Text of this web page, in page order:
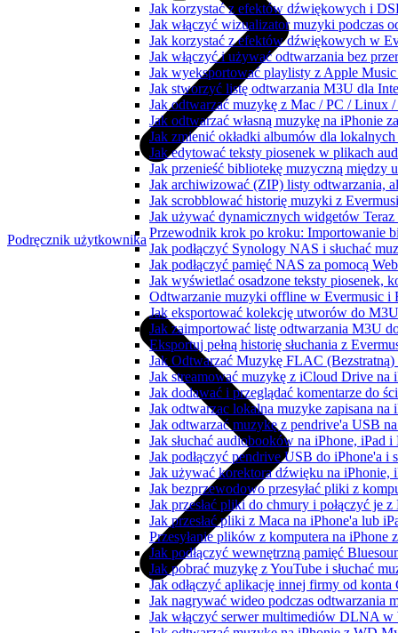
Jak korzystać z efektów dźwiękowych i
Jak włączyć wizualizator muzyki podczas
Jak korzystać z efektów dźwiękowych w
Jak włączyć i używać odtwarzania bez
Jak wyeksportować playlisty z Apple
Jak stworzyć listę odtwarzania M3U dla
Jak odtwarzać muzykę z Mac / PC /
Jak odtwarzać własną muzykę na iPhonie
Jak zmienić okładki albumów dla
Jak edytować teksty piosenek w plikach
Jak przenieść bibliotekę muzyczną
Jak archiwizować (ZIP) listy odtwarzania,
Jak scrobblować historię muzyki z
Jak używać dynamicznych widgetów
Przewodnik krok po kroku: Importowanie
Jak podłączyć Synology NAS i słuchać
Jak podłączyć pamięć NAS za pomocą
Jak wyświetlać osadzone teksty piosenek,
Odtwarzanie muzyki offline w Evermusic i
Jak eksportować kolekcję utworów do
Jak zaimportować listę odtwarzania M3U
Eksportuj pełną historię słuchania z
Jak Odtwarzać Muzykę FLAC
Jak streamować muzykę z iCloud Drive na
Jak dodawać i przeglądać komentarze do
Jak odtwarzac lokalna muzyke zapisana na
Jak odtwarzać muzykę z pendrive'a USB
Jak słuchać audiobooków na iPhone, iPad
Jak podłączyć pendrive USB do iPhone'a i
Jak używać korektora dźwięku na
Jak bezprzewodowo przesyłać pliki z
Jak przesłać pliki do chmury i połączyć je
Jak przesłać pliki z Maca na iPhone'a lub
Przesyłanie plików z komputera na iPhone
Jak podłączyć wewnętrzną pamięć
Jak pobrać muzykę z YouTube i słuchać
Jak odłączyć aplikację innej firmy od konta
Jak nagrywać wideo podczas odtwarzania
Jak włączyć serwer multimediów DLNA
Podręcznik użytkownika